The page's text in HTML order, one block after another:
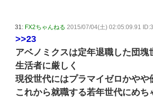
31: FX2ちゃんねる 2015/07/04(土) 02:05:09.91
>>23
アベノミクスは定年退職した団塊
生活者に厳しく
現役世代にはプラマイゼロかやや
これから就職する若年世代にめち